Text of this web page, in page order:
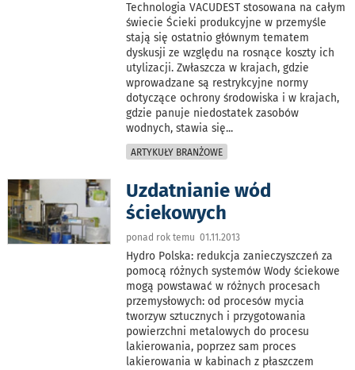
Technologia VACUDEST stosowana na całym
świecie Ścieki produkcyjne w przemyśle
stają się ostatnio głównym tematem
dyskusji ze względu na rosnące koszty ich
utylizacji. Zwłaszcza w krajach, gdzie
wprowadzane są restrykcyjne normy
dotyczące ochrony środowiska i w krajach,
gdzie panuje niedostatek zasobów
wodnych, stawia się...
ARTYKUŁY BRANŻOWE
Uzdatnianie wód
ściekowych
ponad rok temu 01.11.2013
Hydro Polska: redukcja zanieczyszczeń za
pomocą różnych systemów Wody ściekowe
mogą powstawać w różnych procesach
przemysłowych: od procesów mycia
tworzyw sztucznych i przygotowania
powierzchni metalowych do procesu
lakierowania, poprzez sam proces
lakierowania w kabinach z płaszczem